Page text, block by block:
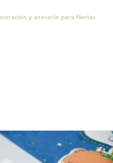
y asesoria para fiestas